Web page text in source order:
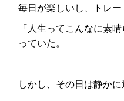
毎日が楽しいし、トレー
「人生ってこんなに素
っていた。
しかし、その日は静かに